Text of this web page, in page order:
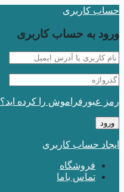
حساب کاربری
ورود به حساب کاربری
رمز عبورفراموش را کرده اید؟
ایجاد حساب کاربری
فروشگاه
تماس باما